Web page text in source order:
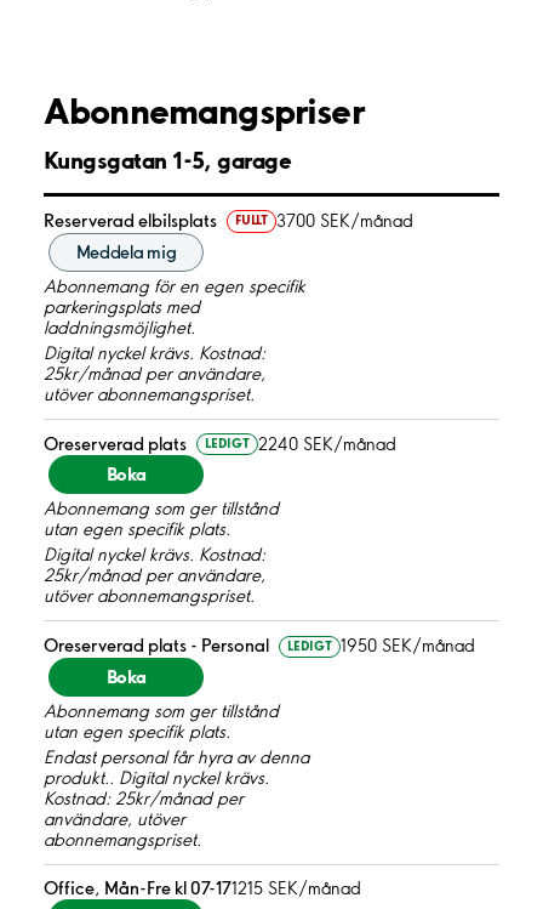
Abonnemangspriser
Kungsgatan 1-5, garage
Reserverad elbilsplats FULLT 3700 SEK/månad
Meddela mig
Abonnemang för en egen specifik
parkeringsplats med
laddningsmöjlighet.
Digital nyckel krävs. Kostnad:
25kr/månad per användare,
utöver abonnemangspriset.
Oreserverad plats LEDIGT 2240 SEK/månad
Boka
Abonnemang som ger tillstånd
utan egen specifik plats.
Digital nyckel krävs. Kostnad:
25kr/månad per användare,
utöver abonnemangspriset.
Oreserverad plats - Personal LEDIGT 1950 SEK/månad
Boka
Abonnemang som ger tillstånd
utan egen specifik plats.
Endast personal får hyra av denna
produkt.. Digital nyckel krävs.
Kostnad: 25kr/månad per
användare, utöver
abonnemangspriset.
Office, Mån-Fre kl 07-171215 SEK/månad